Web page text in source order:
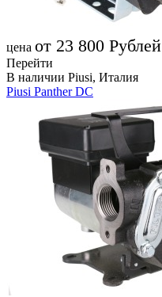
цена от 23 800 Рублей
Перейти
В наличии Piusi, Италия
Piusi Panther DC